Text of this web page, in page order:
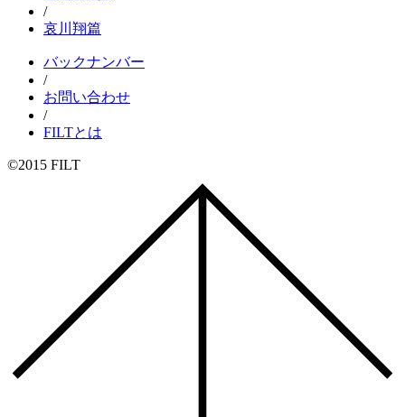
/
哀川翔篇
バックナンバー
/
お問い合わせ
/
FILTとは
©2015 FILT